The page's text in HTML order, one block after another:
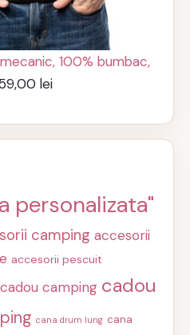
100% bumbac,
lei
personalizata"
camping accesorii
accesorii pescuit
cadou camping cadou
cana drum lung cana